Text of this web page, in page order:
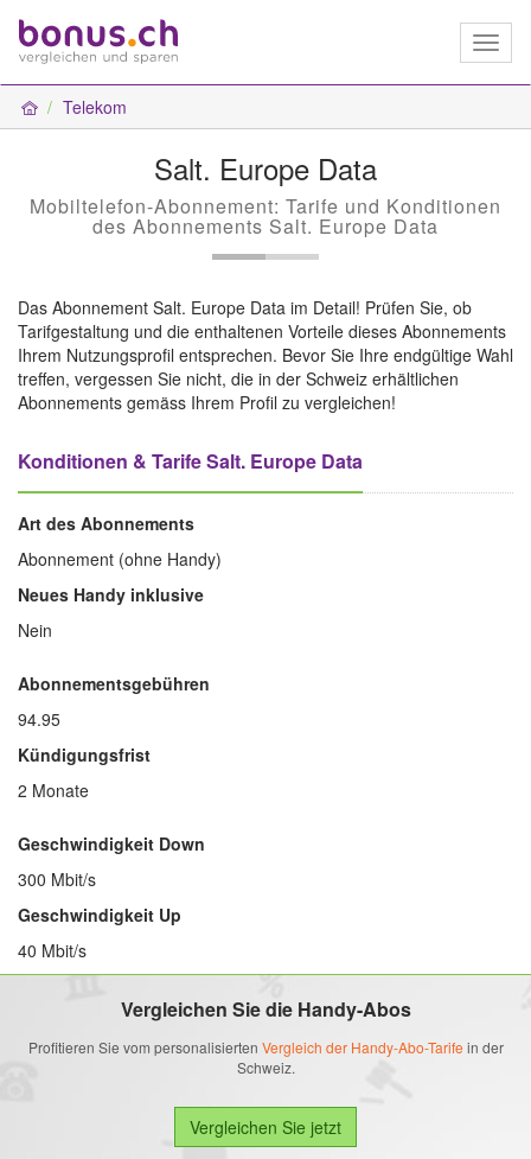
Telekom
Salt. Europe Data
Mobiltelefon-Abonnement: Tarife und Konditionen
des Abonnements Salt. Europe Data
Das Abonnement Salt. Europe Data im Detail! Prüfen Sie, ob
Tarifgestaltung und die enthaltenen Vorteile dieses Abonnements
Ihrem Nutzungsprofil entsprechen. Bevor Sie Ihre endgültige Wahl
treffen, vergessen Sie nicht, die in der Schweiz erhältlichen
Abonnements gemäss Ihrem Profil zu vergleichen!
Konditionen & Tarife Salt. Europe Data
Art des Abonnements
Abonnement (ohne Handy)
Neues Handy inklusive
Nein
Abonnementsgebühren
94.95
Kündigungsfrist
2 Monate
Geschwindigkeit Down
300 Mbit/s
Geschwindigkeit Up
40 Mbit/s
Vergleichen Sie die Handy-Abos
Profitieren Sie vom personalisierten Vergleich der Handy-Abo-Tarife in der
Schweiz.